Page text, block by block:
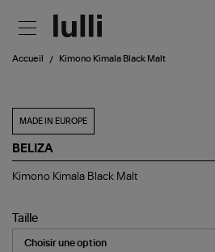
Accueil Kimono Kimala Black Malt
MADE IN EUROPE
BELIZA
Kimono
Malt
Kimono Kimala Black Malt
Taille